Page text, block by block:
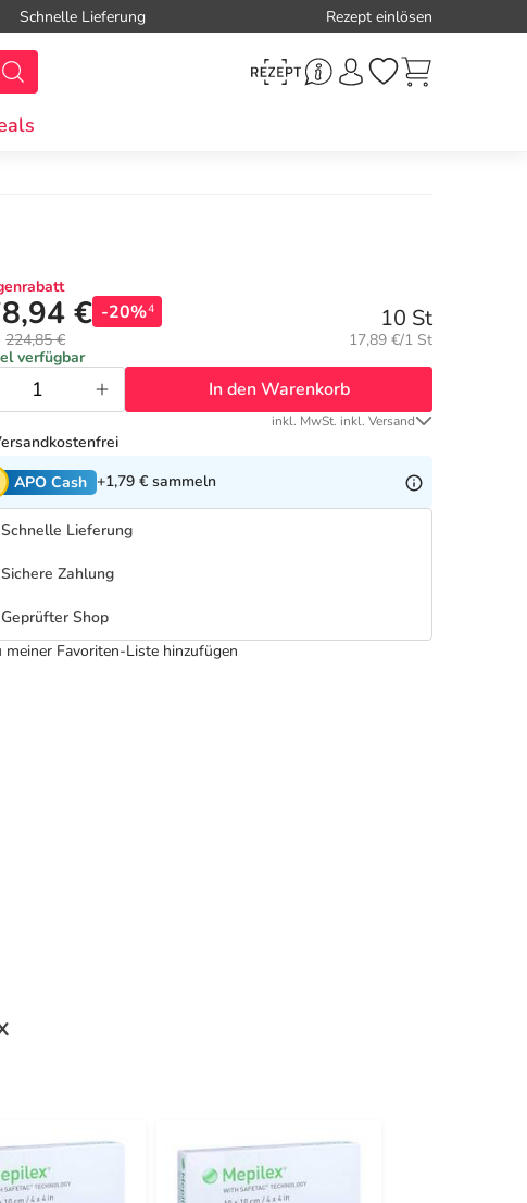
Schnelle Lieferung Rezept einlösen
€ -20%4
224,85 €
10 St
Grundpreis:
17,89 €/1 St
verfügbar
In den Warenkorb
inkl. MwSt. inkl. Versand
APO Cash +1,79 € sammeln
Schnelle Lieferung
Sichere Zahlung
Geprüfter Shop
meiner Favoriten-Liste hinzufügen